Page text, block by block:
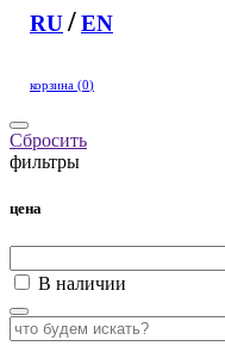
RU/EN
корзина (0)
Сбросить
фильтры
цена
В наличии